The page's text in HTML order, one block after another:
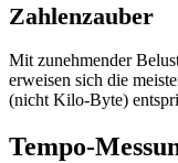
Zahlenzauber
Mit zunehmender
erweisen sich die
(nicht Kilo-Byte)
Tempo-